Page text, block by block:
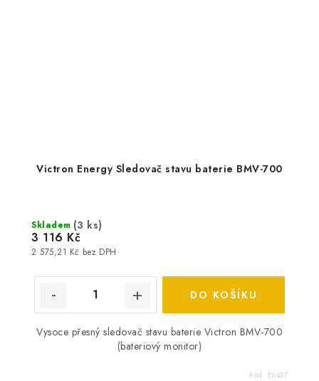
Victron Energy Sledovač stavu baterie BMV-700
Skladem (3 ks)
2 575,21 Kč bez DPH
3 116 Kč
DO KOŠÍKU
Vysoce přesný sledovač stavu baterie Victron BMV-700
(bateriový monitor)
Kód: E6457